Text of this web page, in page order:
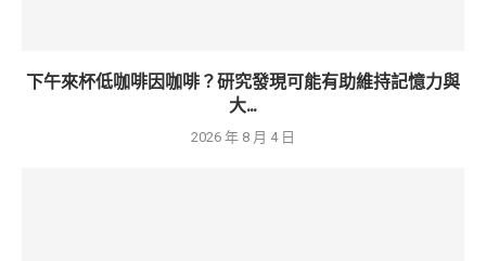
下午來杯低咖啡因咖啡？研究發現可能有助維持記憶力與
大...
2026 年 8 月 4 日